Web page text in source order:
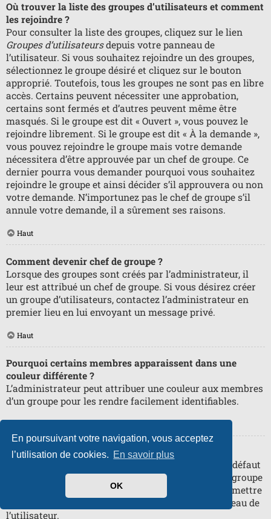
En poursuivant votre navigation, vous acceptez
l’utilisation de cookies. En savoir plus
OK
Où trouver la liste des groupes d’utilisateurs et comment
les rejoindre ?
Pour consulter la liste des groupes, cliquez sur le lien
Groupes d’utilisateursdepuis votre panneau de
l’utilisateur. Si vous souhaitez rejoindre un des groupes,
sélectionnez le groupe désiré et cliquez sur le bouton
approprié. Toutefois, tous les groupes ne sont pas en libre
accès. Certains peuvent nécessiter une approbation,
certains sont fermés et d’autres peuvent même être
masqués. Si le groupe est dit « Ouvert », vous pouvez le
rejoindre librement. Si le groupe est dit « À la demande »,
vous pouvez rejoindre le groupe mais votre demande
nécessitera d’être approuvée par un chef de groupe. Ce
dernier pourra vous demander pourquoi vous souhaitez
rejoindre le groupe et ainsi décider s’il approuvera ou non
votre demande. N’importunez pas le chef de groupe s’il
annule votre demande, il a sûrement ses raisons.
Haut
Comment devenir chef de groupe ?
Lorsque des groupes sont créés par l’administrateur, il
leur est attribué un chef de groupe. Si vous désirez créer
un groupe d’utilisateurs, contactez l’administrateur en
premier lieu en lui envoyant un message privé.
Haut
Pourquoi certains membres apparaissent dans une
couleur différente ?
L’administrateur peut attribuer une couleur aux membres
d’un groupe pour les rendre facilement identifiables.
Qu’est-ce qu’un « Groupe par défaut » ?
Si vous êtes membre de plus d’un groupe, celui par défaut
est utilisé pour déterminer le rang et la couleur de groupe
affichés par défaut. L’administrateur peut vous permettre
de changer votre groupe par défaut via votre panneau de
l’utilisateur.